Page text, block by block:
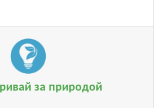
за природой